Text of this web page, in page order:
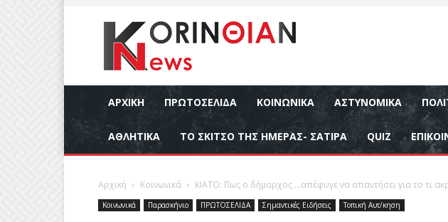
ΑΡΧΙΚΉ ΠΡΩΤΟΣΕΛΙΔΑ ΚΟΙΝΩΝΙΚΆ ΑΣΤΥΝΟΜΙΚΆ
ΑΘΛΗΤΙΚΆ ΤΟ ΣΚΙΤΣΟ ΤΗΣ ΗΜΕΡΑΣ- ΣΑΤΙΡΑ QUIZ
Αρχική Κοινωνικά ΚΙΑΤΟ: Πως ο δήμαρχος …απέφυγε να απαντήσει για το τι
Κοινωνικά Παρασκήνιο ΠΡΩΤΟΣΕΛΙΔΑ Σημαντικές Ειδήσεις Τοπική Αυτ/κηση